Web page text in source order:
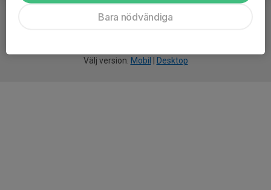
Välj version: Mobil Desktop
Bara nödvändiga